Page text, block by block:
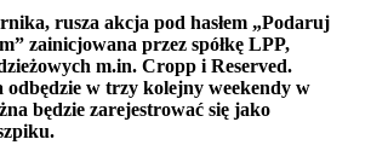
rusza akcja pod hasłem „Podaruj
zainicjowana przez spółkę LPP,
m.in. Cropp i Reserved.
odbędzie w trzy kolejny weekendy w
będzie zarejestrować się jako